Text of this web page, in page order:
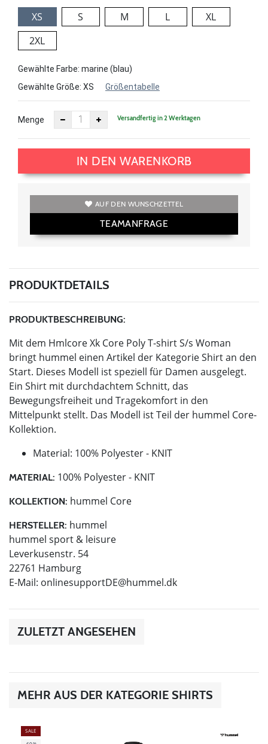
XS S M L
XL
2XL
Gewählte Farbe: marine (blau)
Gewählte Größe: XS Größentabelle
Menge Versandfertig in 2 Werktagen
IN DEN WARENKORB
AUF DEN WUNSCHZETTEL
TEAMANFRAGE
PRODUKTDETAILS
PRODUKTBESCHREIBUNG:
Mit dem Hmlcore Xk Core Poly T-shirt S/s Woman
bringt hummel einen Artikel der Kategorie Shirt an den
Start. Dieses Modell ist speziell für Damen ausgelegt.
Ein Shirt mit durchdachtem Schnitt, das
Bewegungsfreiheit und Tragekomfort in den
Mittelpunkt stellt. Das Modell ist Teil der hummel Core-
Kollektion.
Material: 100% Polyester - KNIT
MATERIAL: 100% Polyester - KNIT
KOLLEKTION: hummel Core
HERSTELLER: hummel
hummel sport & leisure
Leverkusenstr. 54
22761 Hamburg
E-Mail: onlinesupportDE@hummel.dk
ZULETZT ANGESEHEN
MEHR AUS DER KATEGORIE SHIRTS
SALE